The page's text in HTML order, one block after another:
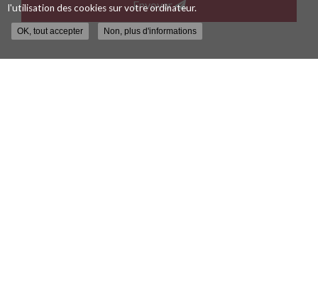
*
Envoyer
l'utilisation des cookies sur votre ordinateur.
OK, tout accepter Non, plus d'informations